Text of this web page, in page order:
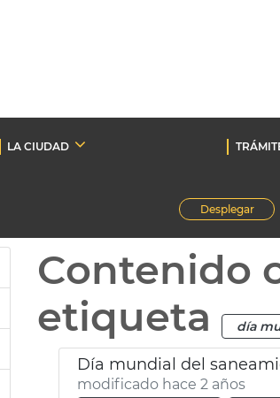
LA CIUDAD
Desplegar
Contenido
etiqueta
día
Día mundial del
modificado hace 2 años